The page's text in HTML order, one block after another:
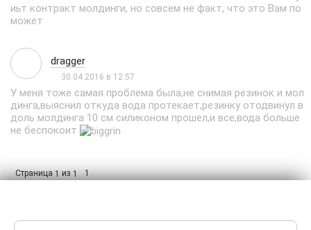
иьт контракт молдинги, но совсем не факт, что это Вам по
может
dragger
30.04.2016 в 12:57
У меня тоже самая проблема была,не снимая резинок и мол
динга,выяснил откуда вода протекает,резинку отодвинул в
доль молдинга 10 см силиконом прошел,и все,вода больше
не беспокоит
Страница1из1 1